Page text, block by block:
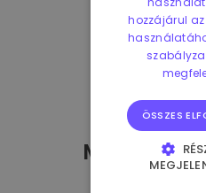
Mit
hozzájárul
ÖSSZES